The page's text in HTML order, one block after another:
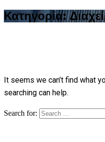
Κατηγορία:
It seems we can’t find what
searching can help.
Search for: